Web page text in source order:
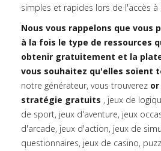
simples et rapides lors de l'accès à
Nous vous rappelons que vous
à la fois le type de ressources
obtenir gratuitement et la
vous souhaitez qu'elles soient
notre générateur, vous trouverez
stratégie gratuits , jeux de
de sport, jeux d'aventure, jeux
d'arcade, jeux d'action, jeux de
questionnaires, jeux de casino,